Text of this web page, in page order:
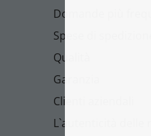
Domande più
Spese di
Qualità
Garanzia
Clienti aziendali
L`autenticità delle